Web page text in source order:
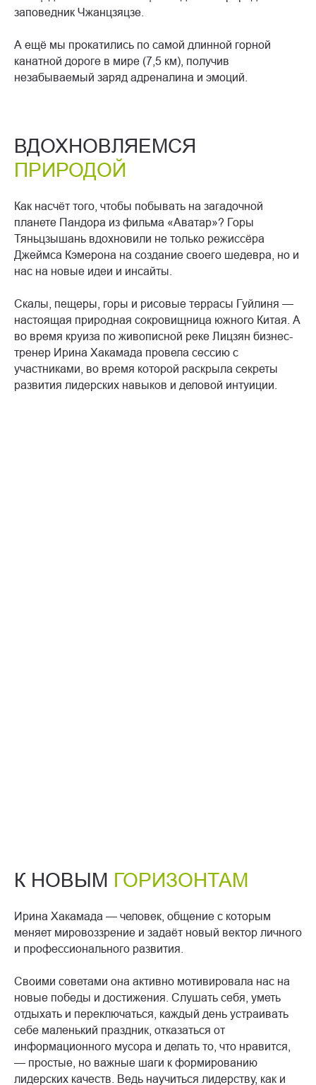
заповедник Чжанцзяцзе.
А ещё мы прокатились по самой длинной горной
канатной дороге в мире (7,5 км), получив
незабываемый заряд адреналина и эмоций.
ВДОХНОВЛЯЕМСЯ
ПРИРОДОЙ
Как насчёт того, чтобы побывать на загадочной
планете Пандора из фильма «Аватар»? Горы
Тяньцзышань вдохновили не только режиссёра
Джеймса Кэмерона на создание своего шедевра, но и
нас на новые идеи и инсайты.
Скалы, пещеры, горы и рисовые террасы Гуйлиня —
настоящая природная сокровищница южного Китая. А
во время круиза по живописной реке Лицзян бизнес-
тренер Ирина Хакамада провела сессию с
участниками, во время которой раскрыла секреты
развития лидерских навыков и деловой интуиции.
К НОВЫМ ГОРИЗОНТАМ
Ирина Хакамада — человек, общение с которым
меняет мировоззрение и задаёт новый вектор личного
и профессионального развития.
Своими советами она активно мотивировала нас на
новые победы и достижения. Слушать себя, уметь
отдыхать и переключаться, каждый день устраивать
себе маленький праздник, отказаться от
информационного мусора и делать то, что нравится,
— простые, но важные шаги к формированию
лидерских качеств. Ведь научиться лидерству, как и